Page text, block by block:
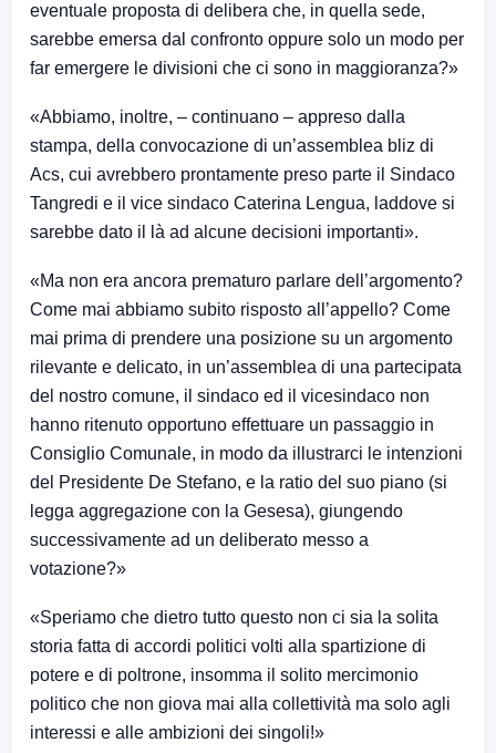
eventuale proposta di delibera che, in quella sede,
sarebbe emersa dal confronto oppure solo un modo per
far emergere le divisioni che ci sono in maggioranza?»
«Abbiamo, inoltre, – continuano – appreso dalla
stampa, della convocazione di un’assemblea bliz di
Acs, cui avrebbero prontamente preso parte il Sindaco
Tangredi e il vice sindaco Caterina Lengua, laddove si
sarebbe dato il là ad alcune decisioni importanti».
«Ma non era ancora prematuro parlare dell’argomento?
Come mai abbiamo subito risposto all’appello? Come
mai prima di prendere una posizione su un argomento
rilevante e delicato, in un’assemblea di una partecipata
del nostro comune, il sindaco ed il vicesindaco non
hanno ritenuto opportuno effettuare un passaggio in
Consiglio Comunale, in modo da illustrarci le intenzioni
del Presidente De Stefano, e la ratio del suo piano (si
legga aggregazione con la Gesesa), giungendo
successivamente ad un deliberato messo a
votazione?»
«Speriamo che dietro tutto questo non ci sia la solita
storia fatta di accordi politici volti alla spartizione di
potere e di poltrone, insomma il solito mercimonio
politico che non giova mai alla collettività ma solo agli
interessi e alle ambizioni dei singoli!»